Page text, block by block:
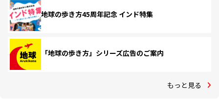
地球の歩き方45周年記念 インド特集
「地球の歩き方」シリーズ広告のご案内
もっと見る